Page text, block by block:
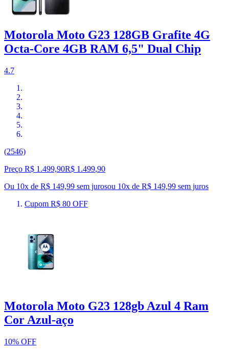
Motorola Moto G23 128GB Grafite 4G
Octa-Core 4GB RAM 6,5" Dual Chip
4.7
(2546)
Preço R$ 1.499,90R$ 1.499,90
Ou 10x de R$ 149,99 sem jurosou 10x de R$ 149,99 sem juros
Cupom R$ 80 OFF
Motorola Moto G23 128gb Azul 4 Ram
Cor Azul-aço
10% OFF